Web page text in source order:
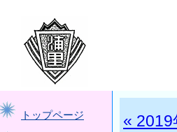
トップページ « 2019